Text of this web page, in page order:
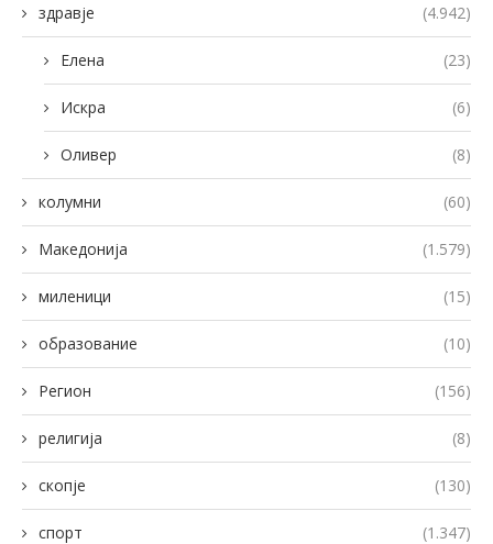
здравје (4.942)
Елена (23)
Искра (6)
Оливер (8)
колумни (60)
Македонија (1.579)
миленици (15)
образование (10)
Регион (156)
религија (8)
скопје (130)
спорт (1.347)